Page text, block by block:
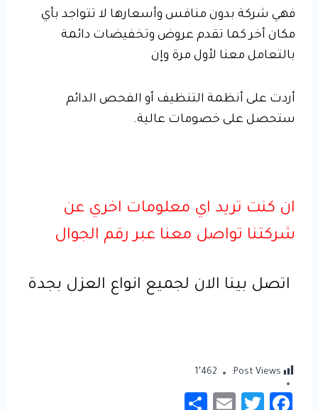
فهي شركة بدون منافس وأسعارها لا تتواجد بأي
مكان أخر كما تقدم عروض وتخفيضات دائمة
بالتعامل معنا لأول مرة وإن
أردت على أنظمة التنظيف أو الفحص الدائم
ستحصل على خصومات عالية.
ان كنت تريد اي معلومات اخري عن
شركتنا تواصل معنا عبر رقم الجوال
اتصل بينا الان لجميع انواع العزل بجدة
Post Views: 1٬462
Fa
T
E